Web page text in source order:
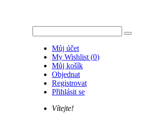
Můj účet
My Wishlist (0)
Můj košík
Objednat
Registrovat
Přihlásit se
Vítejte!